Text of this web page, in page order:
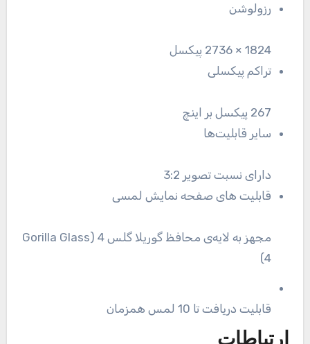
رزولوشن
1824 × 2736 پیکسل
تراکم پیکسلی
267 پیکسل بر اینچ
سایر قابلیت‌ها
دارای نسبت تصویر 3:2
قابلیت های صفحه نمایش لمسی
مجهز به لایه‌ی محافظ گوریلا گلس 4 (Gorilla Glass
4)
قابلیت دریافت تا 10 لمس همزمان